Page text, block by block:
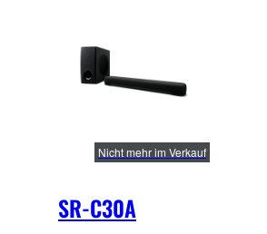
SR-C30A
Nicht mehr im Verkauf